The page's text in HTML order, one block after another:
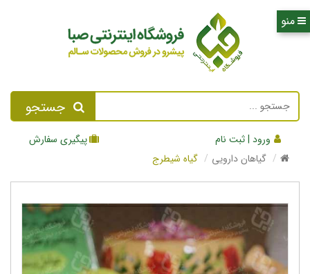
جستجو
ورود | ثبت نام
پیگیری سفارش
گیاهان دارویی
گیاه شیطرج